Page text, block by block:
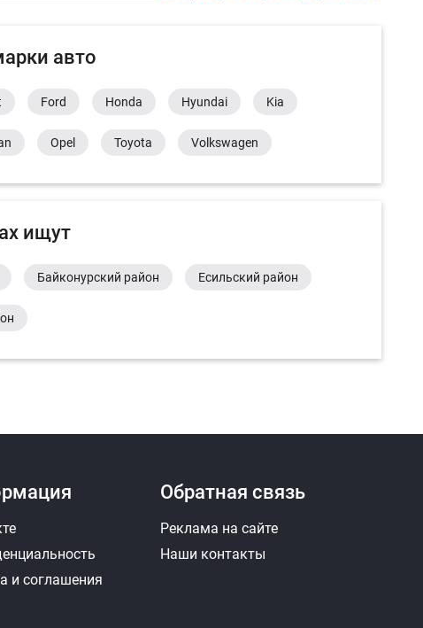
авто
Ford Honda Hyundai Kia
Opel Toyota Volkswagen
ищут
Байконурский район Есильский район
и соглашения
Обратная связь
Реклама на сайте
Наши контакты